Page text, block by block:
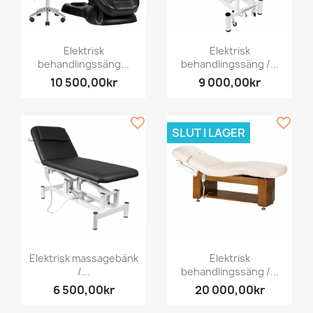
Elektrisk
behandlingssäng...
10 500,00kr
Elektrisk
behandlingssäng /...
9 000,00kr
Elektrisk massagebänk
/...
6 500,00kr
favorite_border
Elektrisk
behandlingssäng /...
20 000,00kr
SLUT I LAGER
favorite_border